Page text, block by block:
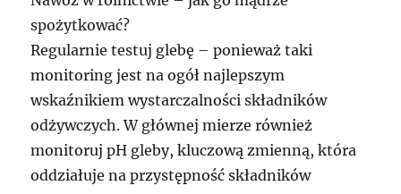
spożytkować?
Regularnie testuj glebę – ponieważ taki
monitoring jest na ogół najlepszym
wskaźnikiem wystarczalności składników
odżywczych. W głównej mierze również
monitoruj pH gleby, kluczową zmienną, która
oddziałuje na przystępność składników